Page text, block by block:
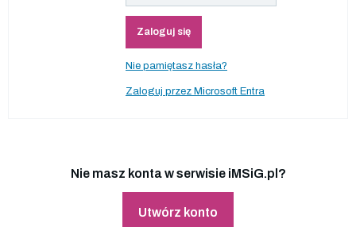
Zaloguj się
Nie pamiętasz hasła?
Zaloguj przez Microsoft Entra
Nie masz konta w serwisie iMSiG.pl?
Utwórz konto